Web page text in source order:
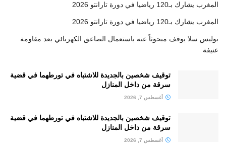
المغرب يشارك بـ120 رياضيا في دورة تارانتو 2026
المغرب يشارك بـ120 رياضيا في دورة تارانتو 2026
بوليس سلا يوقف مبحوثاً عنه باستعمال الصاعق الكهربائي بعد مقاومة
عنيفة
توقيف شخصين بالجديدة للاشتباه في تورطهما في قضية
سرقة من داخل المنازل
أغسطس 7, 2026
توقيف شخصين بالجديدة للاشتباه في تورطهما في قضية
سرقة من داخل المنازل
أغسطس 7, 2026